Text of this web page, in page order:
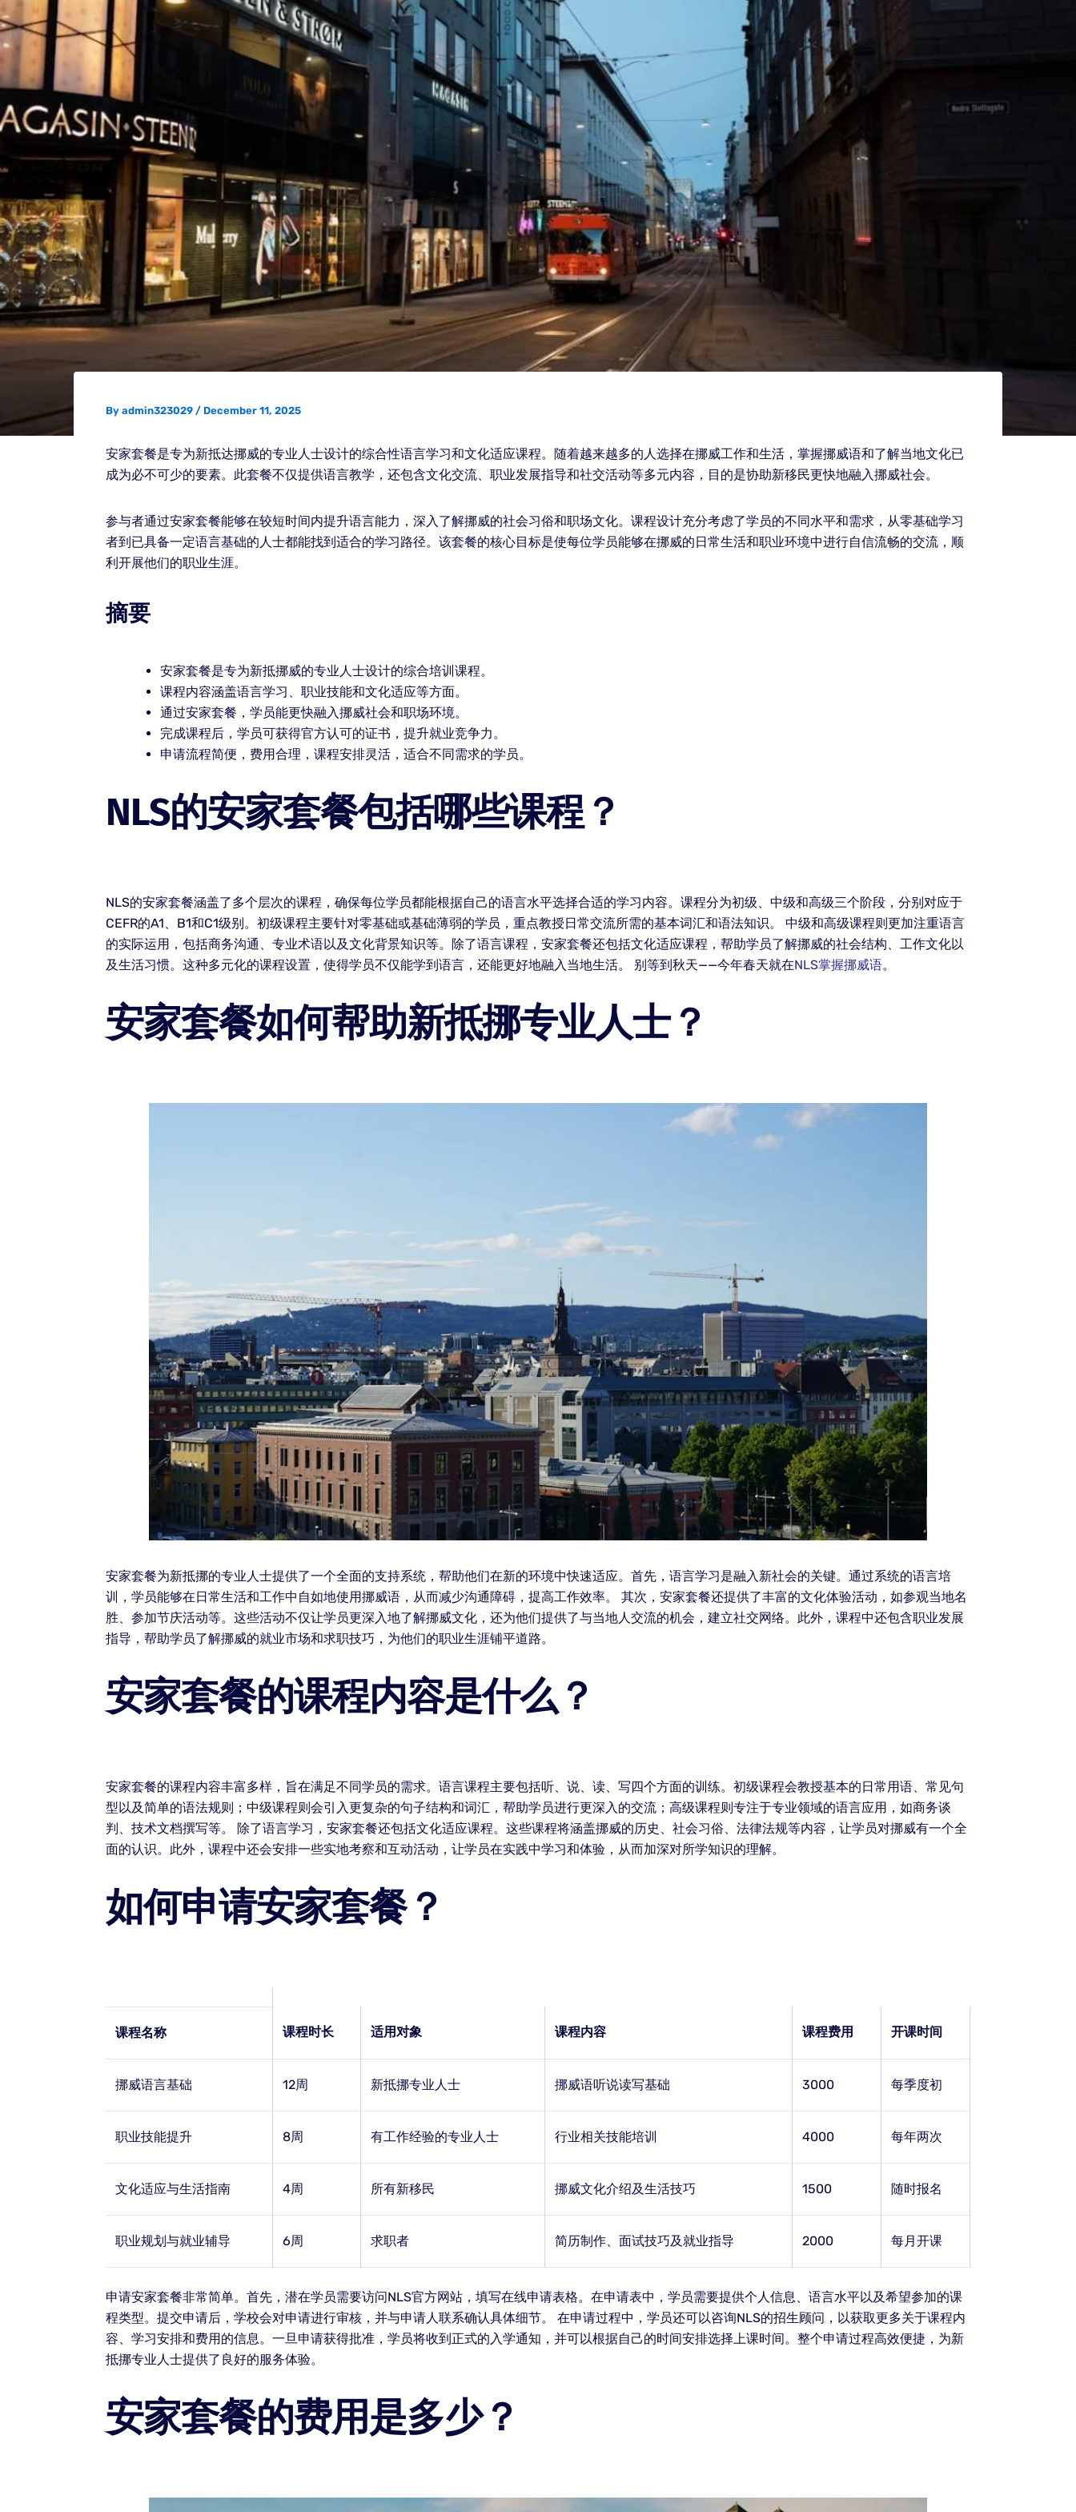
By admin323029 / December 11, 2025
安家套餐是专为新抵达挪威的专业人士设计的综合性语言学习和文化适应课程。随着越来越多的人选择在挪威工作和生活，掌握挪威语和了解当地文化已
成为必不可少的要素。此套餐不仅提供语言教学，还包含文化交流、职业发展指导和社交活动等多元内容，目的是协助新移民更快地融入挪威社会。
参与者通过安家套餐能够在较短时间内提升语言能力，深入了解挪威的社会习俗和职场文化。课程设计充分考虑了学员的不同水平和需求，从零基础学习
者到已具备一定语言基础的人士都能找到适合的学习路径。该套餐的核心目标是使每位学员能够在挪威的日常生活和职业环境中进行自信流畅的交流，顺
利开展他们的职业生涯。
摘要
安家套餐是专为新抵挪威的专业人士设计的综合培训课程。
课程内容涵盖语言学习、职业技能和文化适应等方面。
通过安家套餐，学员能更快融入挪威社会和职场环境。
完成课程后，学员可获得官方认可的证书，提升就业竞争力。
申请流程简便，费用合理，课程安排灵活，适合不同需求的学员。
NLS的安家套餐包括哪些课程？
NLS的安家套餐涵盖了多个层次的课程，确保每位学员都能根据自己的语言水平选择合适的学习内容。课程分为初级、中级和高级三个阶段，分别对应于
CEFR的A1、B1和C1级别。初级课程主要针对零基础或基础薄弱的学员，重点教授日常交流所需的基本词汇和语法知识。 中级和高级课程则更加注重语言
的实际运用，包括商务沟通、专业术语以及文化背景知识等。除了语言课程，安家套餐还包括文化适应课程，帮助学员了解挪威的社会结构、工作文化以
及生活习惯。这种多元化的课程设置，使得学员不仅能学到语言，还能更好地融入当地生活。 别等到秋天——今年春天就在NLS掌握挪威语。
安家套餐如何帮助新抵挪专业人士？
安家套餐为新抵挪的专业人士提供了一个全面的支持系统，帮助他们在新的环境中快速适应。首先，语言学习是融入新社会的关键。通过系统的语言培
训，学员能够在日常生活和工作中自如地使用挪威语，从而减少沟通障碍，提高工作效率。 其次，安家套餐还提供了丰富的文化体验活动，如参观当地名
胜、参加节庆活动等。这些活动不仅让学员更深入地了解挪威文化，还为他们提供了与当地人交流的机会，建立社交网络。此外，课程中还包含职业发展
指导，帮助学员了解挪威的就业市场和求职技巧，为他们的职业生涯铺平道路。
安家套餐的课程内容是什么？
安家套餐的课程内容丰富多样，旨在满足不同学员的需求。语言课程主要包括听、说、读、写四个方面的训练。初级课程会教授基本的日常用语、常见句
型以及简单的语法规则；中级课程则会引入更复杂的句子结构和词汇，帮助学员进行更深入的交流；高级课程则专注于专业领域的语言应用，如商务谈
判、技术文档撰写等。 除了语言学习，安家套餐还包括文化适应课程。这些课程将涵盖挪威的历史、社会习俗、法律法规等内容，让学员对挪威有一个全
面的认识。此外，课程中还会安排一些实地考察和互动活动，让学员在实践中学习和体验，从而加深对所学知识的理解。
如何申请安家套餐？
课程名称 课程时长 适用对象 课程内容 课程费用 开课时间
挪威语言基础 12周 新抵挪专业人士 挪威语听说读写基础 3000 每季度初
职业技能提升 8周 有工作经验的专业人士 行业相关技能培训 4000 每年两次
文化适应与生活指南 4周 所有新移民 挪威文化介绍及生活技巧 1500 随时报名
职业规划与就业辅导 6周 求职者 简历制作、面试技巧及就业指导 2000 每月开课
申请安家套餐非常简单。首先，潜在学员需要访问NLS官方网站，填写在线申请表格。在申请表中，学员需要提供个人信息、语言水平以及希望参加的课
程类型。提交申请后，学校会对申请进行审核，并与申请人联系确认具体细节。 在申请过程中，学员还可以咨询NLS的招生顾问，以获取更多关于课程内
容、学习安排和费用的信息。一旦申请获得批准，学员将收到正式的入学通知，并可以根据自己的时间安排选择上课时间。整个申请过程高效便捷，为新
抵挪专业人士提供了良好的服务体验。
安家套餐的费用是多少？